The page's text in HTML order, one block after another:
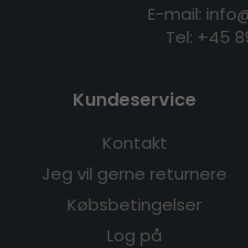
E-mail:
Tel: +45
Kundeservice
Kontakt
Jeg vil gerne returnere
Købsbetingelser
Log på